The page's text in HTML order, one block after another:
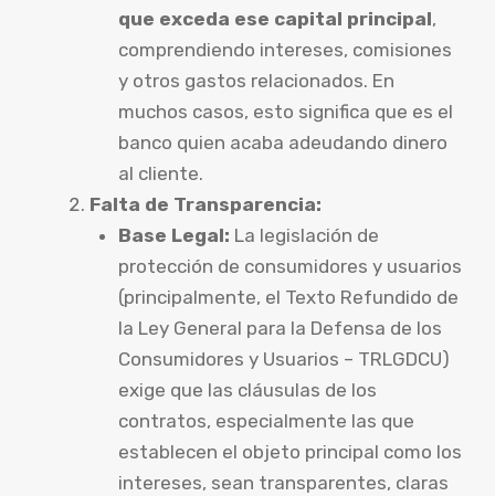
que exceda ese capital principal,
comprendiendo intereses, comisiones
y otros gastos relacionados. En
muchos casos, esto significa que es el
banco quien acaba adeudando dinero
al cliente.
Falta de Transparencia:
Base Legal: La legislación de
protección de consumidores y usuarios
(principalmente, el Texto Refundido de
la Ley General para la Defensa de los
Consumidores y Usuarios – TRLGDCU)
exige que las cláusulas de los
contratos, especialmente las que
establecen el objeto principal como los
intereses, sean transparentes, claras